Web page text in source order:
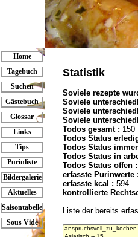
Home
Tagebuch
Suchen
Gästebuch
Glossar
Links
Tips
Purinliste
Bildergalerie
Aktuelles
Saisontabelle
Sous Vide
Statistik
Soviele rezepte
Soviele
Soviele
Soviele
Todos gesamt : 150
Todos Status
Todos Status
Todos Status in
Todos Status offen :
erfasste Purinwerte :
erfasste kcal : 594
kontrollierte
Liste der bereits